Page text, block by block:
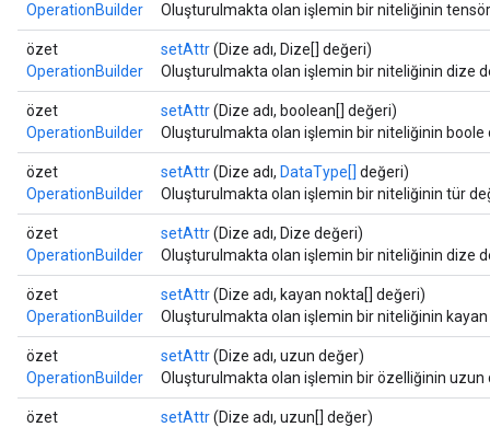
OperationBuilder
Oluşturulmakta olan işlemin bir niteliğinin
özet
OperationBuilder
setAttr(Dize adı, Dize[] değeri)
Oluşturulmakta olan işlemin bir niteliğinin dize
özet
OperationBuilder
setAttr(Dize adı, boolean[] değeri)
Oluşturulmakta olan işlemin bir niteliğinin boole
özet
OperationBuilder
setAttr(Dize adı, DataType[] değeri)
Oluşturulmakta olan işlemin bir niteliğinin tür
özet
OperationBuilder
setAttr(Dize adı, Dize değeri)
Oluşturulmakta olan işlemin bir niteliğinin dize
özet
OperationBuilder
setAttr(Dize adı, kayan nokta[] değeri)
Oluşturulmakta olan işlemin bir niteliğinin
özet
OperationBuilder
setAttr(Dize adı, uzun değer)
Oluşturulmakta olan işlemin bir özelliğinin uzun
özet
setAttr(Dize adı, uzun[] değer)